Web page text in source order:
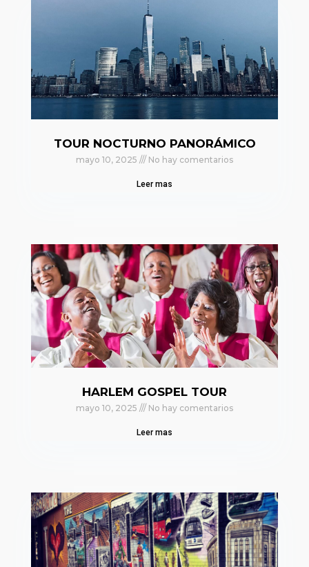
TOUR NOCTURNO PANORÁMICO
mayo 10, 2025 No hay comentarios
Leer mas
HARLEM GOSPEL TOUR
mayo 10, 2025 No hay comentarios
Leer mas